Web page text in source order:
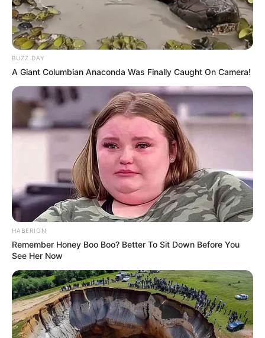
BUZZ DAY
A Giant Columbian Anaconda Was Finally Caught On Camera!
HABERION
Remember Honey Boo Boo? Better To Sit Down Before You
See Her Now